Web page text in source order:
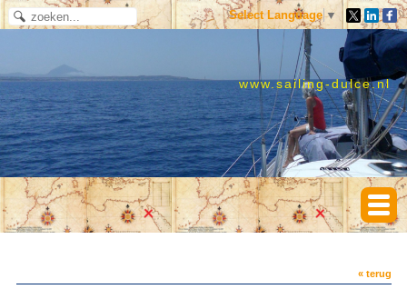
Select Language ▼
www.sailing-dulce.nl
« terug